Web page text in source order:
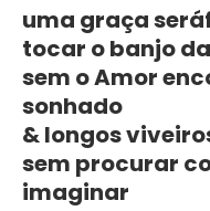
uma graça
tocar o banjo
sem o Amor
sonhado
& longos
sem procurar
imaginar